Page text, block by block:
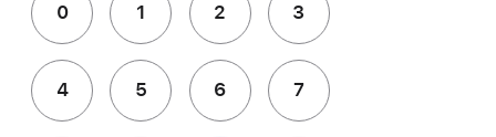
0 1 2 3
4 5 6 7